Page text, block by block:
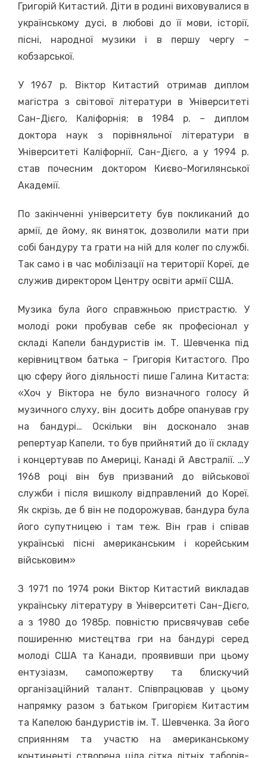
Григорій Китастий. Діти в родині виховувалися в
українському дусі, в любові до її мови, історії,
пісні, народної музики і в першу чергу –
кобзарської.
У 1967 р. Віктор Китастий отримав диплом
магістра з світової літератури в Університеті
Сан-Дієго, Каліфорнія; в 1984 р. – диплом
доктора наук з порівняльної літератури в
Університеті Каліфорнії, Сан-Дієго, а у 1994 р.
став почесним доктором Києво-Могилянської
Академії.
По закінченні університету був покликаний до
армії, де йому, як виняток, дозволили мати при
собі бандуру та грати на ній для колег по службі.
Так само і в час мобілізації на території Кореї, де
служив директором Центру освіти армії США.
Музика була його справжньою пристрастю. У
молоді роки пробував себе як професіонал у
складі Капели бандуристів ім. Т. Шевченка під
керівництвом батька – Григорія Китастого. Про
цю сферу його діяльності пише Галина Китаста:
«Хоч у Віктора не було визначного голосу й
музичного слуху, він досить добре опанував гру
на бандурі… Оскільки він досконало знав
репертуар Капели, то був прийнятий до її складу
і концертував по Америці, Канаді й Австралії. …У
1968 році він був призваний до військової
служби і після вишколу відправлений до Кореї.
Як скрізь, де б він не подорожував, бандура була
його супутницею і там теж. Він грав і співав
українські пісні американським і корейським
військовим»
З 1971 по 1974 роки Віктор Китастий викладав
українську літературу в Університеті Сан-Дієго,
а з 1980 до 1985р. повністю присвячував себе
поширенню мистецтва гри на бандурі серед
молоді США та Канади, проявивши при цьому
ентузіазм, самопожертву та блискучий
організаційний талант. Співпрацював у цьому
напрямку разом з батьком Григорієм Китастим
та Капелою бандуристів ім. Т. Шевченка. За його
сприянням та участю на американському